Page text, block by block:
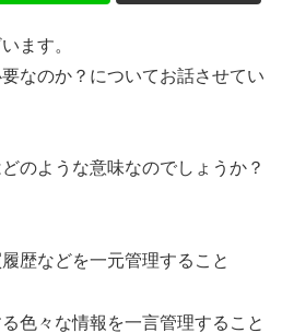
ます。
なのか？についてお話させてい
のような意味なのでしょうか？
歴などを一元管理すること
色々な情報を一言管理すること